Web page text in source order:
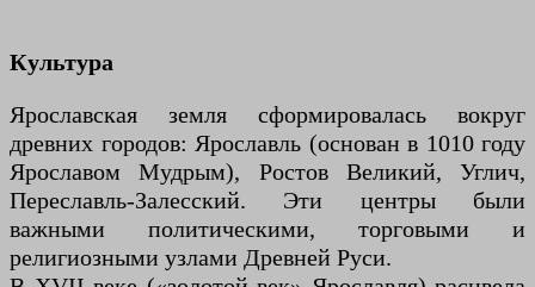
Культура
Ярославская земля сформировалась вокруг
древних городов: Ярославль (основан в 1010 году
Ярославом Мудрым), Ростов Великий, Углич,
Переславль-Залесский. Эти центры были
важными политическими, торговыми и
религиозными узлами Древней Руси.